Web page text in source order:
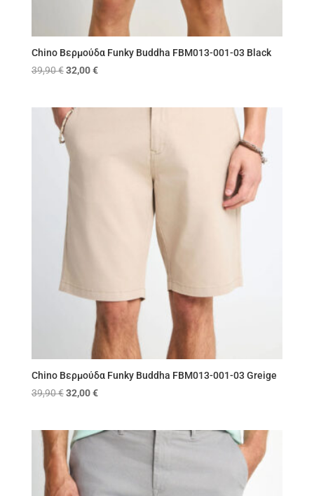
Chino Βερμούδα Funky Buddha FBM013-001-03 Black
39,90€ Original
39,90 €.
32,00€Η
Chino Βερμούδα Funky Buddha FBM013-001-03 Greige
39,90€ Original
39,90 €.
32,00€Η
είναι: